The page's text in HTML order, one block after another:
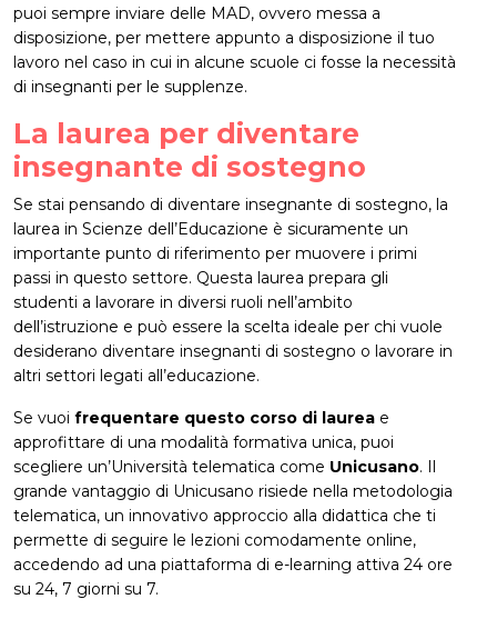
puoi sempre inviare delle MAD, ovvero messa a
disposizione, per mettere appunto a disposizione il tuo
lavoro nel caso in cui in alcune scuole ci fosse la necessità
di insegnanti per le supplenze.
La laurea per diventare
insegnante di sostegno
Se stai pensando di diventare insegnante di sostegno, la
laurea in Scienze dell’Educazione è sicuramente un
importante punto di riferimento per muovere i primi
passi in questo settore. Questa laurea prepara gli
studenti a lavorare in diversi ruoli nell’ambito
dell’istruzione e può essere la scelta ideale per chi vuole
desiderano diventare insegnanti di sostegno o lavorare in
altri settori legati all’educazione.
Se vuoi frequentare questo corso di laurea e
approfittare di una modalità formativa unica, puoi
scegliere un’Università telematica come Unicusano. Il
grande vantaggio di Unicusano risiede nella metodologia
telematica, un innovativo approccio alla didattica che ti
permette di seguire le lezioni comodamente online,
accedendo ad una piattaforma di e-learning attiva 24 ore
su 24, 7 giorni su 7.